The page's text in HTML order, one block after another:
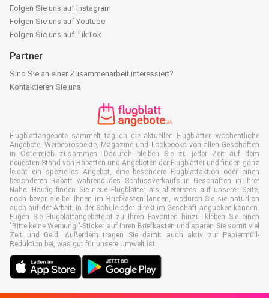
Folgen Sie uns auf Instagram
Folgen Sie uns auf Youtube
Folgen Sie uns auf TikTok
Partner
Sind Sie an einer Zusammenarbeit interessiert?
Kontaktieren Sie uns
Flugblattangebote sammelt täglich die aktuellen Flugblätter, wöchentliche
Angebote, Werbeprospekte, Magazine und Lookbooks von allen Geschäften
in Österreich zusammen. Dadurch bleiben Sie zu jeder Zeit auf dem
neuesten Stand von Rabatten und Angeboten der Flugblätter und finden ganz
leicht ein spezielles Angebot, eine besondere Flugblattaktion oder einen
besonderen Rabatt während des Schlussverkaufs in Geschäften in Ihrer
Nähe. Häufig finden Sie neue Flugblätter als allererstes auf unserer Seite,
noch bevor sie bei Ihnen im Briefkasten landen, wodurch Sie sie natürlich
auch auf der Arbeit, in der Schule oder direkt im Geschäft angucken können.
Fügen Sie Flugblattangebote.at zu Ihren Favoriten hinzu, kleben Sie einen
"Bitte keine Werbung!"-Sticker auf Ihren Briefkasten und sparen Sie somit viel
Zeit und Geld. Außerdem tragen Sie damit auch aktiv zur Papiermüll-
Reduktion bei, was gut für unsere Umwelt ist.